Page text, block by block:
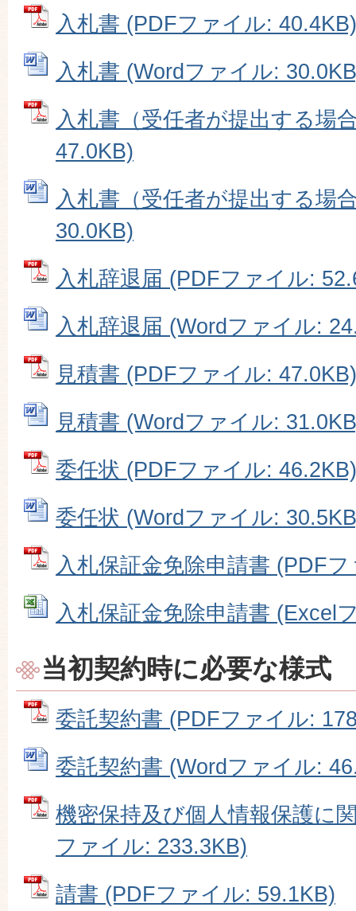
入札書 (PDFファイル: 40.4KB)
入札書 (Wordファイル:
入札書（受任者が提出する場
47.0KB)
入札書（受任者が提出する場
30.0KB)
入札辞退届 (PDFファイル:
入札辞退届 (Wordファイル:
見積書 (PDFファイル: 47.0KB)
見積書 (Wordファイル:
委任状 (PDFファイル: 46.2KB)
委任状 (Wordファイル:
入札保証金免除申請書 (PDF
入札保証金免除申請書 (Excel
当初契約時に必要な様式
委託契約書 (PDFファイル:
委託契約書 (Wordファイル:
機密保持及び個人情報保護に
ファイル: 233.3KB)
請書 (PDFファイル: 59.1KB)